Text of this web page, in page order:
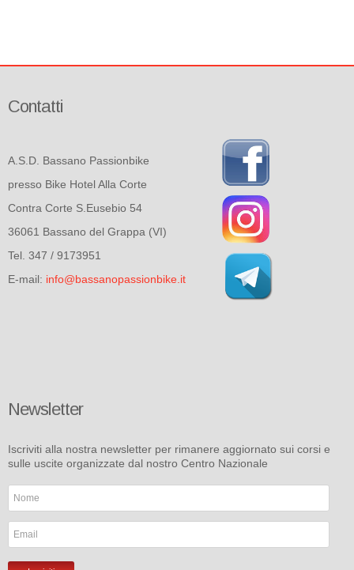
Contatti
A.S.D. Bassano Passionbike
presso Bike Hotel Alla Corte
Contra Corte S.Eusebio 54
36061 Bassano del Grappa (VI)
Tel. 347 / 9173951
E-mail: info@bassanopassionbike.it
Newsletter
Iscriviti alla nostra newsletter per rimanere aggiornato sui corsi e
sulle uscite organizzate dal nostro Centro Nazionale